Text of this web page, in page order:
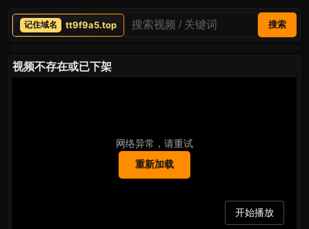
tt9f9a5.top 搜索
视频不存在或已下架
网络异常，请重试
重新加载
开始播放